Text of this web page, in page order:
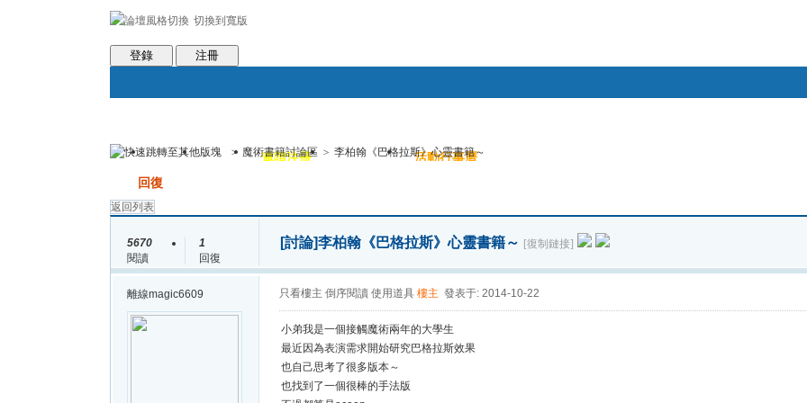
切換到寬版
會員條款 社區服務
登錄 注冊
論壇 圈子 邀請注冊 群組聚合 活動行事曆
> 魔術書籍討論區 > 李柏翰《巴格拉斯》心靈書籍～
回復
返回列表
5670
閱讀
1
回復
[討論]李柏翰《巴格拉斯》心靈書籍～ [復制鏈接]
離線magic6609 只看樓主 倒序閱讀 使用道具 樓主 發表于: 2014-10-22
小弟我是一個接觸魔術兩年的大學生
最近因為表演需求開始研究巴格拉斯效果
也自己思考了很多版本～
也找到了一個很棒的手法版